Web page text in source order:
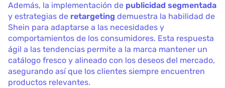
Además, la implementación de publicidad segmentada
y estrategias de retargeting demuestra la habilidad de
Shein para adaptarse a las necesidades y
comportamientos de los consumidores. Esta respuesta
ágil a las tendencias permite a la marca mantener un
catálogo fresco y alineado con los deseos del mercado,
asegurando así que los clientes siempre encuentren
productos relevantes.